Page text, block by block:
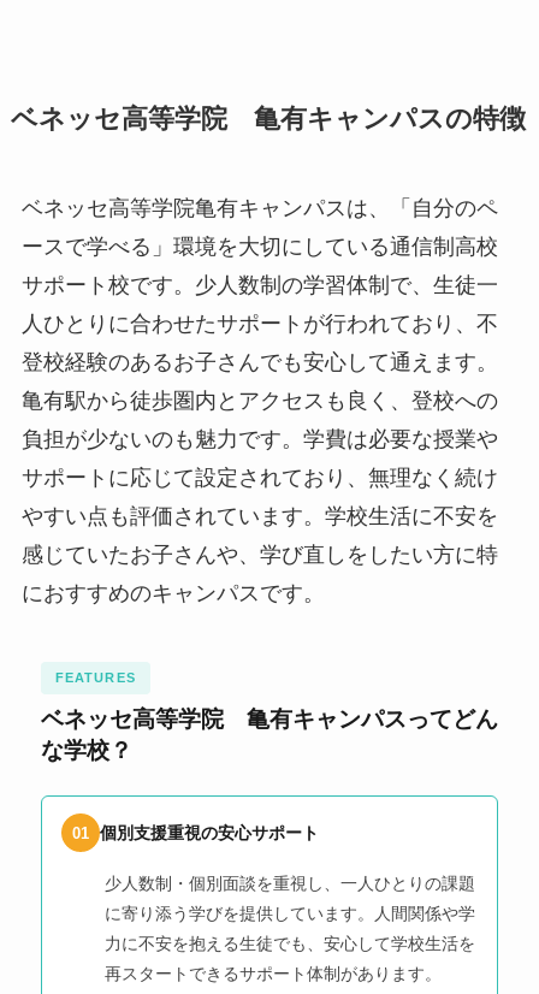
ベネッセ高等学院 亀有キャンパスの特徴
ベネッセ高等学院亀有キャンパスは、「自分のペ
ースで学べる」環境を大切にしている通信制高校
サポート校です。少人数制の学習体制で、生徒一
人ひとりに合わせたサポートが行われており、不
登校経験のあるお子さんでも安心して通えます。
亀有駅から徒歩圏内とアクセスも良く、登校への
負担が少ないのも魅力です。学費は必要な授業や
サポートに応じて設定されており、無理なく続け
やすい点も評価されています。学校生活に不安を
感じていたお子さんや、学び直しをしたい方に特
におすすめのキャンパスです。
FEATURES
ベネッセ高等学院 亀有キャンパスってどん
な学校？
01 個別支援重視の安心サポート
少人数制・個別面談を重視し、一人ひとりの課題
に寄り添う学びを提供しています。人間関係や学
力に不安を抱える生徒でも、安心して学校生活を
再スタートできるサポート体制があります。